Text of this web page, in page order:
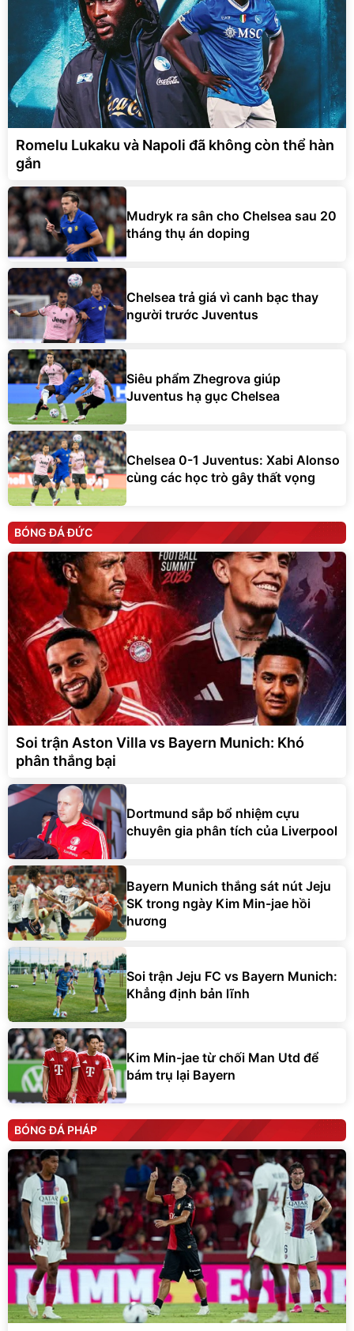
Romelu Lukaku và Napoli đã không còn thể hàn
gắn
Mudryk ra sân cho Chelsea sau 20
tháng thụ án doping
Chelsea trả giá vì canh bạc thay
người trước Juventus
Siêu phẩm Zhegrova giúp
Juventus hạ gục Chelsea
Chelsea 0-1 Juventus: Xabi Alonso
cùng các học trò gây thất vọng
BÓNG ĐÁ ĐỨC
Soi trận Aston Villa vs Bayern Munich: Khó
phân thắng bại
Dortmund sắp bổ nhiệm cựu
chuyên gia phân tích của Liverpool
Bayern Munich thắng sát nút Jeju
SK trong ngày Kim Min-jae hồi
hương
Soi trận Jeju FC vs Bayern Munich:
Khẳng định bản lĩnh
Kim Min-jae từ chối Man Utd để
bám trụ lại Bayern
BÓNG ĐÁ PHÁP